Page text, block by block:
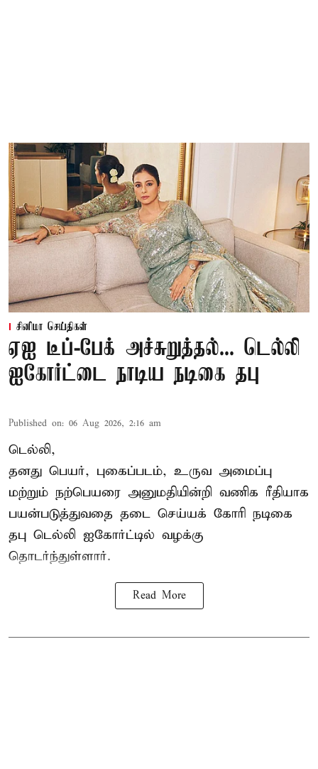
சினிமா செய்திகள்
ஏஐ டீப்-பேக் அச்சுறுத்தல்... டெல்லி
ஐகோர்ட்டை நாடிய நடிகை தபு
Published on: 06 Aug 2026, 2:16 am
டெல்லி,
தனது பெயர், புகைப்படம், உருவ அமைப்பு
மற்றும் நற்பெயரை அனுமதியின்றி வணிக ரீதியாக
பயன்படுத்துவதை தடை செய்யக் கோரி நடிகை
தபு டெல்லி ஐகோர்ட்டில் வழக்கு
தொடர்ந்துள்ளார்.
Read More